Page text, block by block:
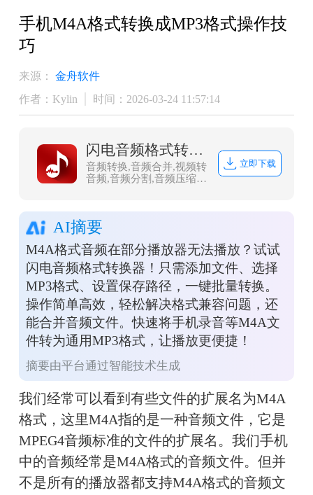
手机M4A格式转换成MP3格式操作技
巧
来源：
金舟软件
作者：Kylin
时间：2026-03-24 11:57:14
闪电音频格式转换器
音频转换,音频合并,视频转
音频,音频分割,音频压缩,
的音乐音频转换软件，集
合了音频格式转换、音频
合并、视频音频提取、音
频分割、音频压缩、视频
转音频，调整声音大小等
多种功能。
立即下载
AI摘要
M4A格式音频在部分播放器无法播放？试试
闪电音频格式转换器！只需添加文件、选择
MP3格式、设置保存路径，一键批量转换。
操作简单高效，轻松解决格式兼容问题，还
能合并音频文件。快速将手机录音等M4A文
件转为通用MP3格式，让播放更便捷！
摘要由平台通过智能技术生成
我们经常可以看到有些文件的扩展名为M4A
格式，这里M4A指的是一种音频文件，它是
MPEG4音频标准的文件的扩展名。我们手机
中的音频经常是M4A格式的音频文件。但并
不是所有的播放器都支持M4A格式的音频文